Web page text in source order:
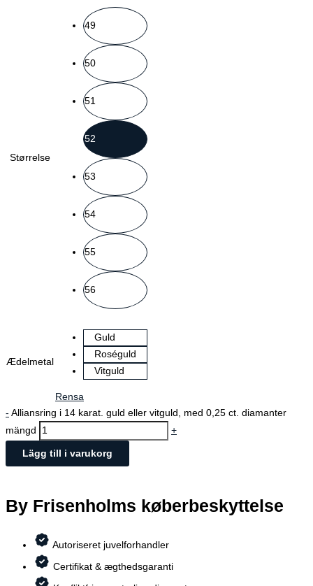
Størrelse
49
50
51
52
53
54
55
56
Ædelmetal
Guld
Roséguld
Vitguld
Rensa
- Alliansring i 14 karat. guld eller vitguld, med 0,25 ct. diamanter
mängd
+
Lägg till i varukorg
By Frisenholms køberbeskyttelse
Autoriseret juvelforhandler
Certifikat & ægthedsgaranti